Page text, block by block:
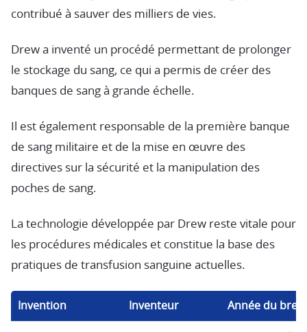
contribué à sauver des milliers de vies.
Drew a inventé un procédé permettant de prolonger
le stockage du sang, ce qui a permis de créer des
banques de sang à grande échelle.
Il est également responsable de la première banque
de sang militaire et de la mise en œuvre des
directives sur la sécurité et la manipulation des
poches de sang.
La technologie développée par Drew reste vitale pour
les procédures médicales et constitue la base des
pratiques de transfusion sanguine actuelles.
Invention Inventeur Année du